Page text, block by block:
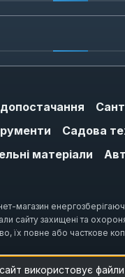
тривалий термін
та швидкий
монтажу:
Мати
та
спрощує укладання.
Багаторівневий
особливості
Woks
мати Woks
сучасних вимог до
Садова
матеріали
магазин
сайту захищені та
їх повне або часткове
використовує